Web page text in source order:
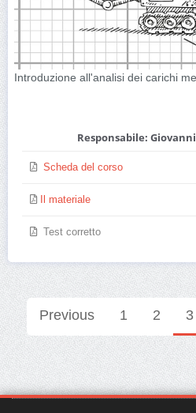
Introduzione all'analisi dei carichi
Responsabile:
Scheda del corso
Il materiale
Test corretto
Previous 1 2 3